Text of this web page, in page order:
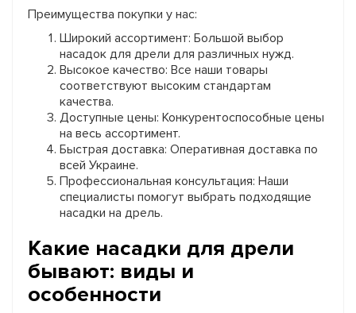
Преимущества покупки у нас:
Широкий ассортимент: Большой выбор
насадок для дрели для различных нужд.
Высокое качество: Все наши товары
соответствуют высоким стандартам
качества.
Доступные цены: Конкурентоспособные цены
на весь ассортимент.
Быстрая доставка: Оперативная доставка по
всей Украине.
Профессиональная консультация: Наши
специалисты помогут выбрать подходящие
насадки на дрель.
Какие насадки для дрели
бывают: виды и
особенности